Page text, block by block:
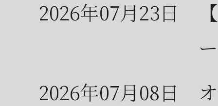
2026年07月23日
2026年07月08日